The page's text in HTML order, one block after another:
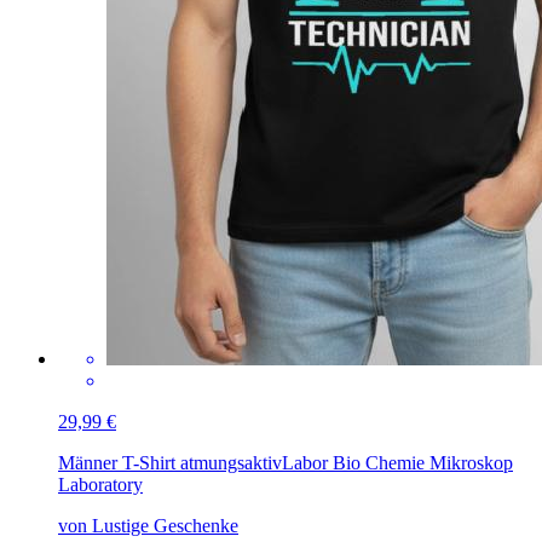
29,99 €
Männer T-Shirt atmungsaktivLabor Bio Chemie Mikroskop
Laboratory
von Lustige Geschenke